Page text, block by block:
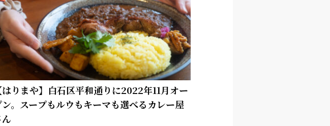
はりまや】白石区平和通りに2022年11月オー
ン。スープもルウもキーマも選べるカレー屋